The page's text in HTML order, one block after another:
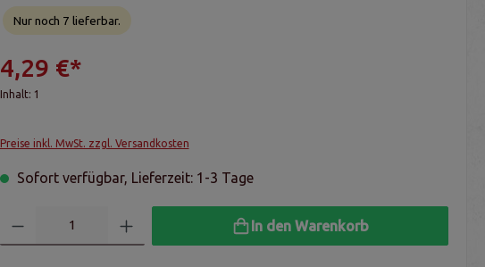
Nur noch 7 lieferbar.
4,29 €*
Inhalt: 1
Preise inkl. MwSt. zzgl. Versandkosten
Sofort verfügbar, Lieferzeit: 1-3 Tage
In den Warenkorb